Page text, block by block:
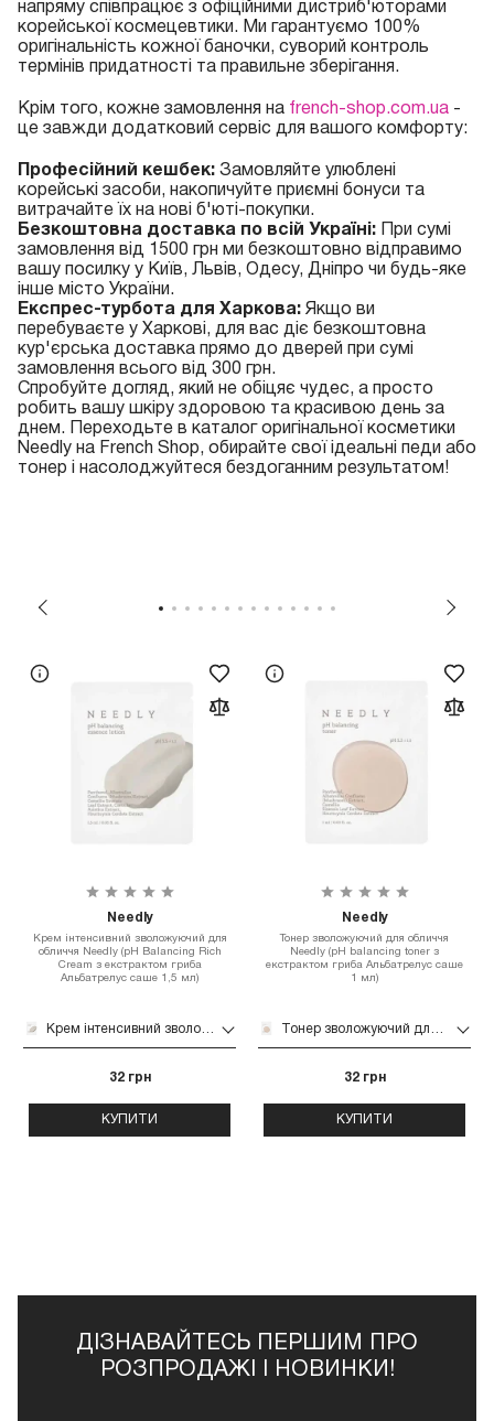
напряму співпрацює з офіційними дистриб'юторами
корейської космецевтики. Ми гарантуємо 100%
оригінальність кожної баночки, суворий контроль
термінів придатності та правильне зберігання.
Крім того, кожне замовлення на french-shop.com.ua -
це завжди додатковий сервіс для вашого комфорту:
Професійний кешбек: Замовляйте улюблені
корейські засоби, накопичуйте приємні бонуси та
витрачайте їх на нові б'юті-покупки.
Безкоштовна доставка по всій Україні: При сумі
замовлення від 1500 грн ми безкоштовно відправимо
вашу посилку у Київ, Львів, Одесу, Дніпро чи будь-яке
інше місто України.
Експрес-турбота для Харкова: Якщо ви
перебуваєте у Харкові, для вас діє безкоштовна
кур'єрська доставка прямо до дверей при сумі
замовлення всього від 300 грн.
Спробуйте догляд, який не обіцяє чудес, а просто
робить вашу шкіру здоровою та красивою день за
днем. Переходьте в каталог оригінальної косметики
Needly на French Shop, обирайте свої ідеальні педи або
тонер і насолоджуйтеся бездоганним результатом!
Needly
Крем інтенсивний зволожуючий для
обличчя Needly (pH Balancing Rich
Cream з екстрактом гриба
Альбатрелус саше 1,5 мл)
32 грн
КУПИТИ
Needly
Тонер зволожуючий для обличчя
Needly (pH balancing toner з
екстрактом гриба Альбатрелус саше
1 мл)
32 грн
КУПИТИ
ДІЗНАВАЙТЕСЬ ПЕРШИМ ПРО
РОЗПРОДАЖІ І НОВИНКИ!